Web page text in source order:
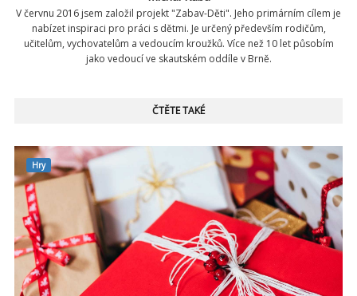
V červnu 2016 jsem založil projekt "Zabav-Děti". Jeho primárním cílem je
nabízet inspiraci pro práci s dětmi. Je určený především rodičům,
učitelům, vychovatelům a vedoucím kroužků. Více než 10 let působím
jako vedoucí ve skautském oddíle v Brně.
ČTĚTE TAKÉ
Hry